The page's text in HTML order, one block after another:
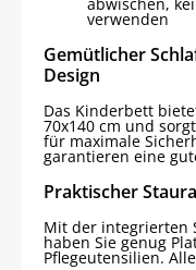
verwenden
Gemütlicher
Design
Das Kinderbett
70x140 cm und
für maximale
garantieren eine
Praktischer
Mit der integrierten
haben Sie genug
Pflegeutensilien.